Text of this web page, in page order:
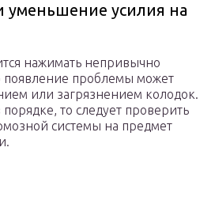
уменьшение усилия на
нажимать непривычно
появление проблемы может
или загрязнением колодок.
то следует проверить
системы на предмет